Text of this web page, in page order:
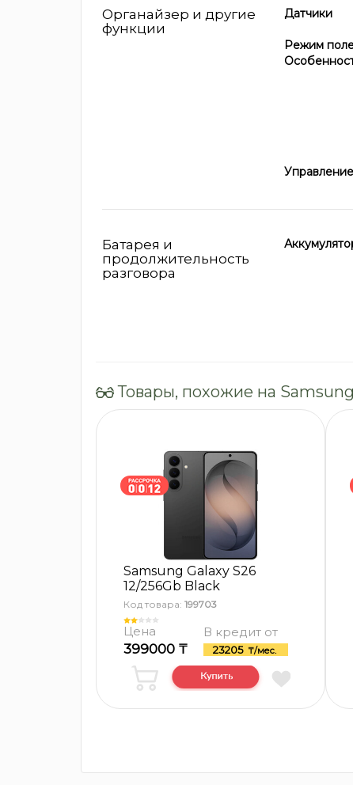
Органайзер и другие
функции
Датчики
Режим
Управление
Батарея и
продолжительность
разговора
Товары, похожие на
Samsung Galaxy S26
12/256Gb Black
Код товара: 199703
Цена
399000 ₸
В кредит от
23205 ₸/мес.